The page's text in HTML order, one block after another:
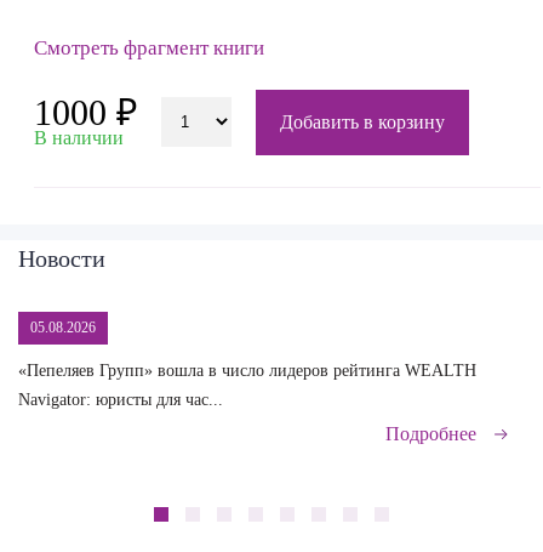
Смотреть фрагмент книги
1000 ₽
В наличии
Добавить в корзину
Новости
05.08.2026
«Пепеляев Групп» вошла в число лидеров рейтинга WEALTH
Navigator: юристы для час...
Подробнее